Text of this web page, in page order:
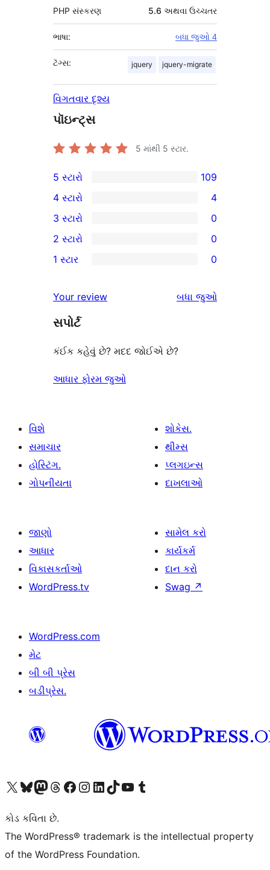
PHP સંસ્કરણ 5.6 અથવા ઉચ્ચતર
ભાષા: બધા જુઓ 4
ટૅગ્સ: jquery jquery-migrate
વિગતવાર દૃશ્ય
પૉઇન્ટ્સ
5 માંથી 5 સ્ટાર.
109
5-
સ્ટાર
સમીક્ષાઓ
5 સ્ટારો 109
4-
સ્ટાર
સમીક્ષાઓ
4 સ્ટારો 4
0
3-
સ્ટાર
3 સ્ટારો 0
2-
સમીક્ષાઓ
2 સ્ટારો 0
સ્ટાર
સમીક્ષાઓ
1 સ્ટાર 0
Your review બધા સમીક્ષાઓ
જુઓ
સપોર્ટ
કંઈક કહેવું છે? મદદ જોઈએ છે?
આધાર ફોરમ જુઓ
વિશે
સમાચાર
હોસ્ટિંગ.
ગોપનીયતા
શોકેસ.
થીમ્સ
પ્લગઇન્સ
દાખલાઓ
જાણો
આધાર
વિકાસકર્તાઓ
WordPress.tv
સામેલ કરો
કાર્યકર્મ
દાન કરો
Swag ↗
WordPress.com
મેટ
બી બી પ્રેસ
બડીપ્રેસ.
અમારા X (અગાઉ ટ્વિટર) એકાઉન્ટની મુલાકાત લોઅમારા Bluesky એકાઉન્ટની મુલાકાત લોઅમારા માસ્ટોડોન એકાઉન્ટની મુલાકાત લોઅમારા Threads એકાઉન્ટની મુલાકાત લો અમારા ફેસબુક પેજની મુલાકાત લોઅમારા ઇન્સ્ટાગ્રામ એકાઉન્ટની મુલાકાત લો અમારા LinkedIn એકાઉન્ટની મુલાકાત લોઅમારા TikTok એકાઉન્ટની મુલાકાત લોઅમારી YouTube ચેનલની મુલાકાત લો અમારા Tumblr એકાઉન્ટની મુલાકાત લો
કોડ કવિતા છે.
The WordPress® trademark is the intellectual property
of the WordPress Foundation.